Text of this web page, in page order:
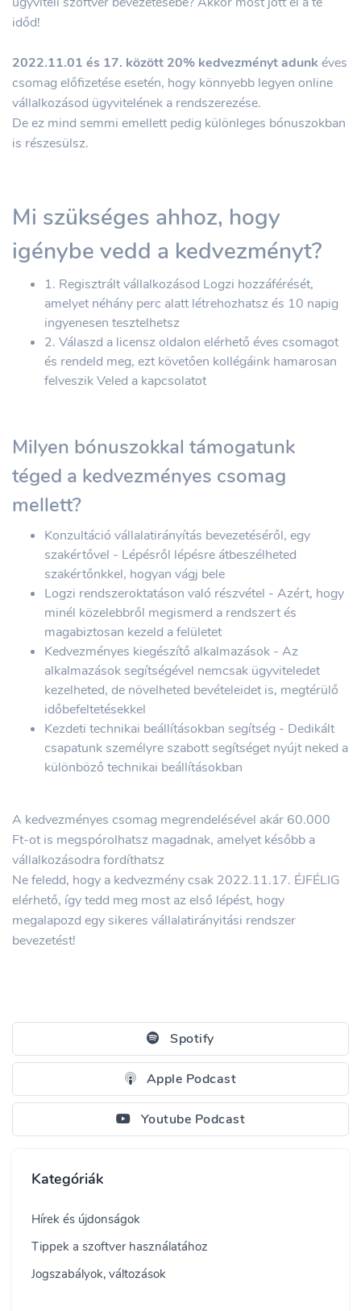
időd!
2022.11.01 és 17. között 20% kedvezményt adunk éves
csomag előfizetése esetén, hogy könnyebb legyen online
vállalkozásod ügyvitelének a rendszerezése.
De ez mind semmi emellett pedig különleges bónuszokban
is részesülsz.
Mi szükséges ahhoz, hogy
igénybe vedd a kedvezményt?
1. Regisztrált vállalkozásod Logzi hozzáférését,
amelyet néhány perc alatt létrehozhatsz és 10 napig
ingyenesen tesztelhetsz
2. Válaszd a licensz oldalon elérhető éves csomagot
és rendeld meg, ezt követően kollégáink hamarosan
felveszik Veled a kapcsolatot
Milyen bónuszokkal támogatunk
téged a kedvezményes csomag
mellett?
Konzultáció vállalatirányítás bevezetéséről, egy
szakértővel - Lépésről lépésre átbeszélheted
szakértőnkkel, hogyan vágj bele
Logzi rendszeroktatáson való részvétel - Azért, hogy
minél közelebbről megismerd a rendszert és
magabiztosan kezeld a felületet
Kedvezményes kiegészítő alkalmazások - Az
alkalmazások segítségével nemcsak ügyviteledet
kezelheted, de növelheted bevételeidet is, megtérülő
időbefeltetésekkel
Kezdeti technikai beállításokban segítség - Dedikált
csapatunk személyre szabott segítséget nyújt neked a
különböző technikai beállításokban
A kedvezményes csomag megrendelésével akár 60.000
Ft-ot is megspórolhatsz magadnak, amelyet később a
vállalkozásodra fordíthatsz
Ne feledd, hogy a kedvezmény csak 2022.11.17. ÉJFÉLIG
elérhető, így tedd meg most az első lépést, hogy
megalapozd egy sikeres vállalatirányitási rendszer
bevezetést!
Spotify
Apple Podcast
Youtube Podcast
Kategóriák
Hírek és újdonságok
Tippek a szoftver használatához
Jogszabályok, változások